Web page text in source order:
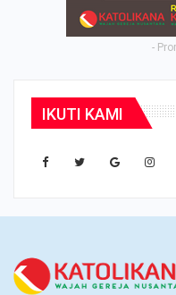
-
IKUTI KAMI